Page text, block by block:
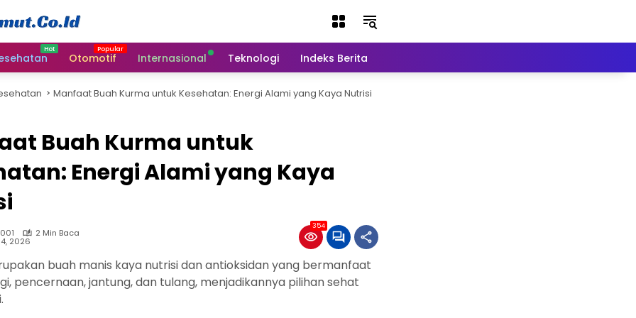
Otomotif Internasional Teknologi Indeks Berita
Manfaat Buah Kurma untuk Kesehatan: Energi Alami yang Kaya Nutrisi
Buah Kurma untuk
Energi Alami yang Kaya
2 Min Baca
2026
354
buah manis kaya nutrisi dan antioksidan yang bermanfaat
pencernaan, jantung, dan tulang, menjadikannya pilihan sehat